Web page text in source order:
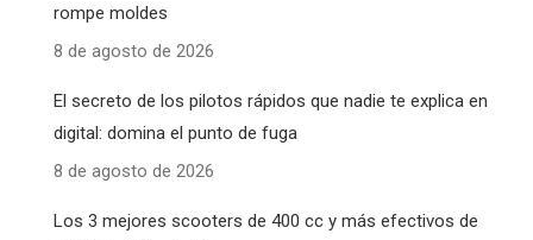
rompe moldes
8 de agosto de 2026
El secreto de los pilotos rápidos que nadie te explica en
digital: domina el punto de fuga
8 de agosto de 2026
Los 3 mejores scooters de 400 cc y más efectivos de